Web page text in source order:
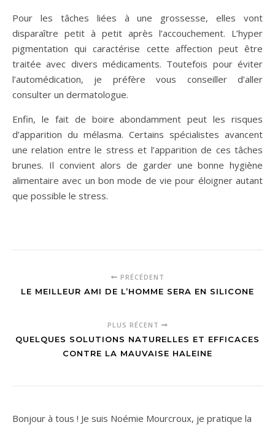
Pour les tâches liées à une grossesse, elles vont
disparaître petit à petit après l’accouchement. L’hyper
pigmentation qui caractérise cette affection peut être
traitée avec divers médicaments. Toutefois pour éviter
l’automédication, je préfère vous conseiller d’aller
consulter un dermatologue.
Enfin, le fait de boire abondamment peut les risques
d’apparition du mélasma. Certains spécialistes avancent
une relation entre le stress et l’apparition de ces tâches
brunes. Il convient alors de garder une bonne hygiène
alimentaire avec un bon mode de vie pour éloigner autant
que possible le stress.
PRÉCÉDENT
LE MEILLEUR AMI DE L’HOMME SERA EN SILICONE
PLUS RÉCENT
QUELQUES SOLUTIONS NATURELLES ET EFFICACES
CONTRE LA MAUVAISE HALEINE
Bonjour à tous ! Je suis Noémie Mourcroux, je pratique la